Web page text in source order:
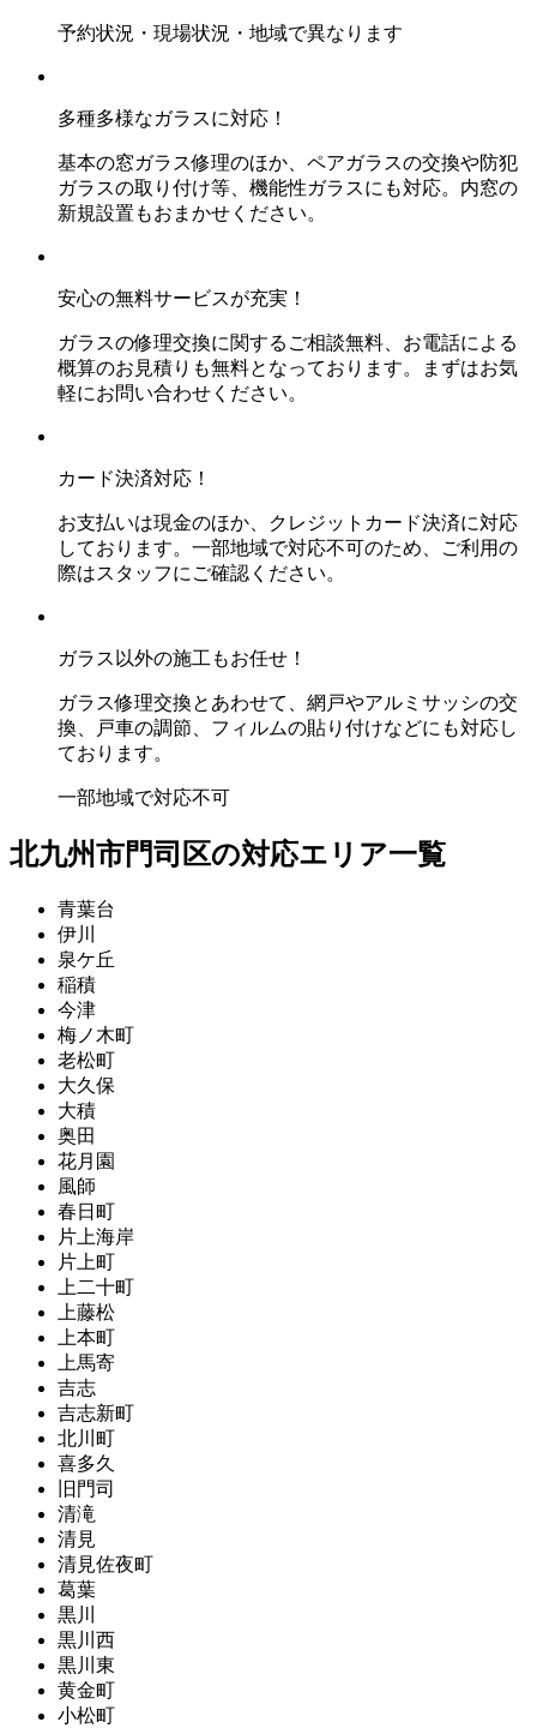
予約状況・現場状況・地域で異なります
多種多様なガラスに対応！
基本の窓ガラス修理のほか、ペアガラスの交換や防犯
ガラスの取り付け等、機能性ガラスにも対応。内窓の
新規設置もおまかせください。
安心の無料サービスが充実！
ガラスの修理交換に関するご相談無料、お電話による
概算のお見積りも無料となっております。まずはお気
軽にお問い合わせください。
カード決済対応！
お支払いは現金のほか、クレジットカード決済に対応
しております。一部地域で対応不可のため、ご利用の
際はスタッフにご確認ください。
ガラス以外の施工もお任せ！
ガラス修理交換とあわせて、網戸やアルミサッシの交
換、戸車の調節、フィルムの貼り付けなどにも対応し
ております。
一部地域で対応不可
北九州市門司区の対応エリア一覧
青葉台
伊川
泉ケ丘
稲積
今津
梅ノ木町
老松町
大久保
大積
奥田
花月園
風師
春日町
片上海岸
片上町
上二十町
上藤松
上本町
上馬寄
吉志
吉志新町
北川町
喜多久
旧門司
清滝
清見
清見佐夜町
葛葉
黒川
黒川西
黒川東
黄金町
小松町